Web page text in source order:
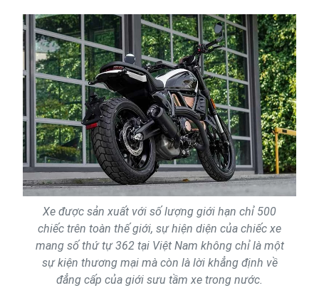
Xe được sản xuất với số lượng giới hạn chỉ 500
chiếc trên toàn thế giới, sự hiện diện của chiếc xe
mang số thứ tự 362 tại Việt Nam không chỉ là một
sự kiện thương mại mà còn là lời khẳng định về
đẳng cấp của giới sưu tầm xe trong nước.